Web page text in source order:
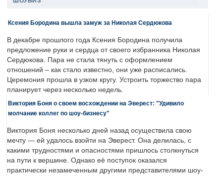
Ксения Бородина вышла замуж за Николая Сердюкова
В декабре прошлого года Ксения Бородина получила
предложение руки и сердца от своего избранника Николая
Сердюкова. Пара не стала тянуть с оформлением
отношений – как стало известно, они уже расписались.
Церемония прошла в узком кругу. Устроить торжество пара
планирует через несколько недель.
Виктория Боня о своем восхождении на Эверест: "Удивило
молчание коллег по шоу-бизнесу"
Виктория Боня несколько дней назад осуществила свою
мечту — ей удалось взойти на Эверест. Она делилась, с
какими трудностями и опасностями пришлось столкнуться
на пути к вершине. Однако её поступок оказался
практически незамеченным другими представителями шоу-